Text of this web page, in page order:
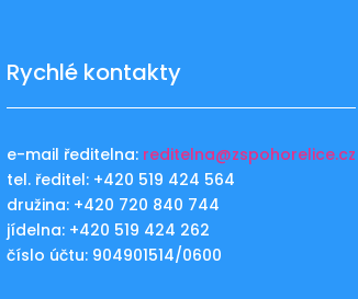
Rychlé kontakty
e-mail ředitelna: reditelna@zspohorelice.cz
tel. ředitel: +420 519 424 564
družina: +420 720 840 744
jídelna: +420 519 424 262
číslo účtu: 904901514/0600